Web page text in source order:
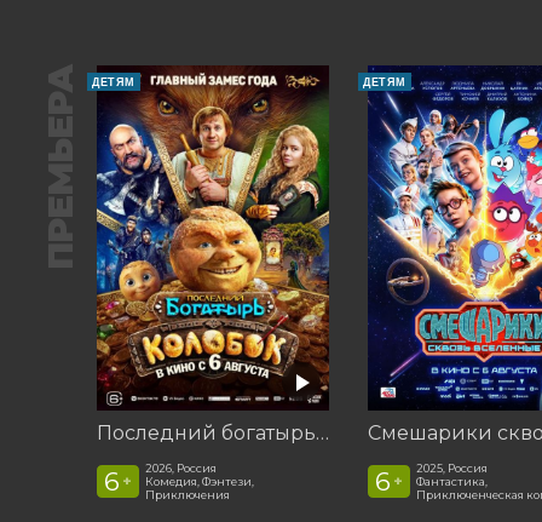
ПРЕМЬЕРА ДЕТЯМ
Последний богатырь. Колобок
6 +
2026, Россия
Комедия, Фэнтези,
Приключения
ДЕТЯМ
6 +
2025, Россия
Фантастика,
Приключенческая